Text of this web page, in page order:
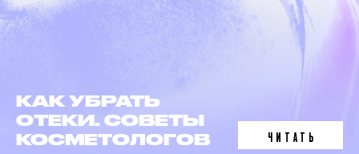
ЛАЗЕРНАЯ
ЭПИЛЯЦИЯ
В 6 ФАКТАХ
ЧИТАТЬ